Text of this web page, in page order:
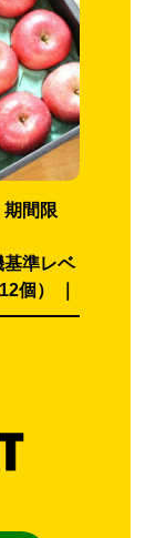
間限
基準レベ
個） ｜